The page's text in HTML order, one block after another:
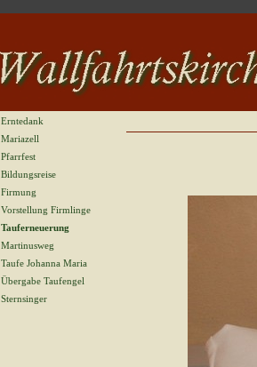
Erntedank
Mariazell
Pfarrfest
Bildungsreise
Firmung
Vorstellung Firmlinge
Tauferneuerung
Martinusweg
Taufe Johanna Maria
Übergabe Taufengel
Sternsinger